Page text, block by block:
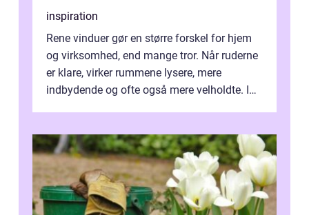
inspiration
Rene vinduer gør en større forskel for hjem
og virksomhed, end mange tror. Når ruderne
er klare, virker rummene lysere, mere
indbydende og ofte også mere velholdte. I